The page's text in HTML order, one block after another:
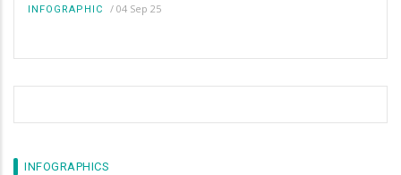
INFOGRAPHIC / 04 Sep 25
INFOGRAPHICS